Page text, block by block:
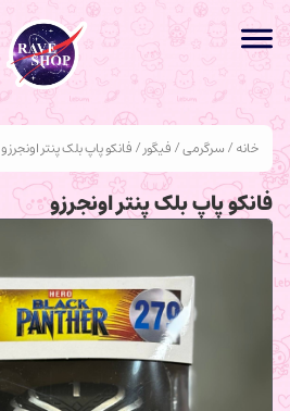
خانه/سرگرمی/فیگور/ فانکو پاپ بلک پنتر اونجرزو
فانکو پاپ بلک پنتر اونجرزو